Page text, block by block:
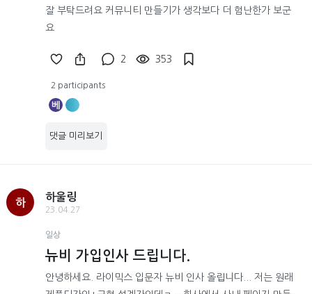
잘 부탁드려요 커뮤니티 만들기가 생각보다 더 험난한가 보군
요
2 353
2 participants
베
댓글 미리보기
하
하울링
23.04.27
일상
뉴비 가입인사 드립니다.
안녕하세요. 라이믹스 입문자 뉴비 인사 올립니다... 저는 원래